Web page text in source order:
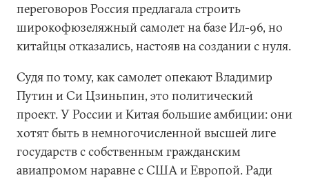
переговоров Россия предлагала строить
широкофюзеляжный самолет на базе Ил-96, но
китайцы отказались, настояв на создании с нуля.
Судя по тому, как самолет опекают Владимир
Путин и Си Цзиньпин, это политический
проект. У России и Китая большие амбиции: они
хотят быть в немногочисленной высшей лиге
государств с собственным гражданским
авиапромом наравне с США и Европой. Ради